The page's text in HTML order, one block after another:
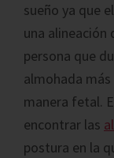
sueño ya que
una alineación
persona que
almohada
manera fetal.
encontrar las
postura en la